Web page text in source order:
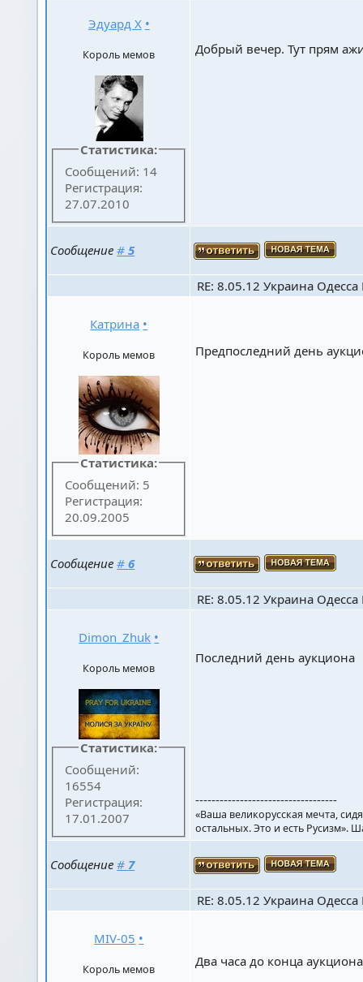
Эдуард Х •
Король мемов
Статистика:
Сообщений: 14
Регистрация:
27.07.2010
Добрый вечер. Тут прям
Сообщение#5
RE: 8.05.12 Украина
Катрина •
Король мемов
Статистика:
Сообщений: 5
Регистрация:
20.09.2005
Предпоследний день
Сообщение#6
RE: 8.05.12 Украина
Dimon_Zhuk •
Король мемов
Статистика:
Сообщений:
16554
Регистрация:
17.01.2007
Последний день аукциона
-----------------------------------
«Ваша великорусская мечта,
остальных. Это и есть Русизм».
Сообщение# 7
RE: 8.05.12 Украина
MIV-05 •
Король мемов
Два часа до конца аукциона